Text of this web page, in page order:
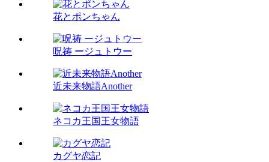
花とポンちゃん
呪祷 ージュトウー
近未来物語Another
ネコカ王国王女物語
カグヤ恋記